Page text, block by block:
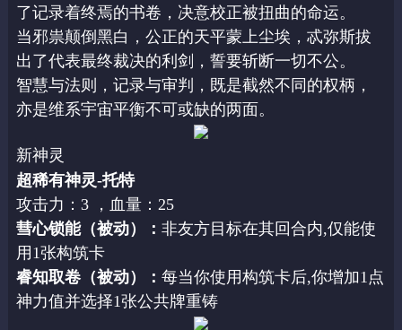
了记录着终焉的书卷，决意校正被扭曲的命运。
当邪祟颠倒黑白，公正的天平蒙上尘埃，忒弥斯拔
出了代表最终裁决的利剑，誓要斩断一切不公。
智慧与法则，记录与审判，既是截然不同的权柄，
亦是维系宇宙平衡不可或缺的两面。
新神灵
超稀有神灵-托特
攻击力：3 ，血量：25
彗心锁能（被动）： 非友方目标在其回合内,仅能使
用1张构筑卡
睿知取卷（被动）： 每当你使用构筑卡后,你增加1点
神力值并选择1张公共牌重铸